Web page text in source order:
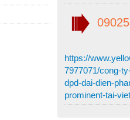
https://
7977071/cong-
dpd-dai-dien-
prominent-tai-